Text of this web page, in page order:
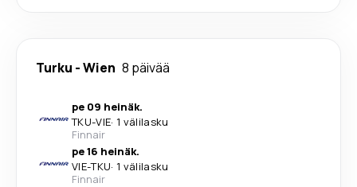
Turku -Wien 8 päivää
pe 09 heinäk.
TKU-VIE· 1 välilasku
Finnair
pe 16 heinäk.
VIE-TKU· 1 välilasku
Finnair